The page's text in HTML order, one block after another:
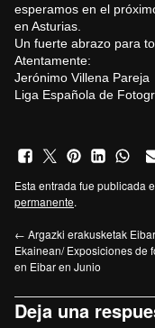
esperamos en el
en Asturias.
Un fuerte abrazo para
Atentamente:
Jerónimo Villena Pareja
Liga Española de
Esta entrada fue publicada
permanente.
← Argazki erakusketak
Ekainean/ Exposiciones de
en Eibar en Junio
Deja una